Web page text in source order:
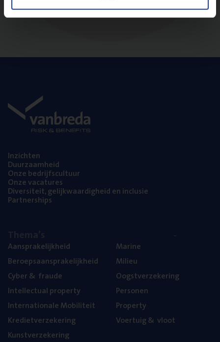
Inzich­ten
Duur­zaam­heid
Onze bedrijfs­cul­tuur
Onze vaca­tu­res
Diver­si­teit, gelijk­waar­dig­heid en inclusie
Part­ner­ships
Aan­spra­ke­lijk­heid
Beroeps­aan­spra­ke­lijk­heid
Cyber& fraude
Intel­lec­tu­al property
Inter­na­ti­o­na­le Mobiliteit
Kre­diet­ver­ze­ke­ring
Kunst­ver­ze­ke­ring
Mari­ne
Mili­eu
Oogst­ver­ze­ke­ring
Per­so­nen
Pro­per­ty
Voer­tuig& vloot